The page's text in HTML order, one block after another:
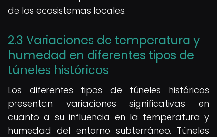
de los ecosistemas locales.
2.3 Variaciones de temperatura y
humedad en diferentes tipos de
túneles históricos
Los diferentes tipos de túneles históricos
presentan variaciones significativas en
cuanto a su influencia en la temperatura y
humedad del entorno subterráneo. Túneles